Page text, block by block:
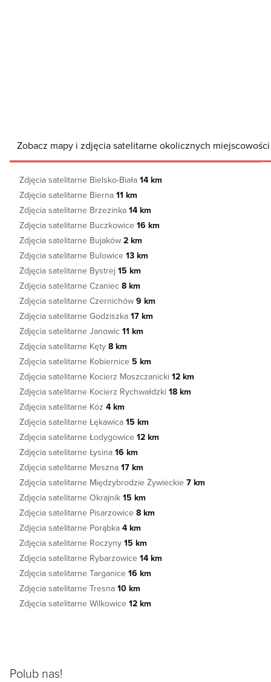
Zobacz mapy i zdjęcia satelitarne okolicznych
Zdjęcia satelitarne Bielsko-Biała 14 km
Zdjęcia satelitarne Bierna 11 km
Zdjęcia satelitarne Brzezinka 14 km
Zdjęcia satelitarne Buczkowice 16 km
Zdjęcia satelitarne Bujaków 2 km
Zdjęcia satelitarne Bulowice 13 km
Zdjęcia satelitarne Bystrej 15 km
Zdjęcia satelitarne Czaniec 8 km
Zdjęcia satelitarne Czernichów 9 km
Zdjęcia satelitarne Godziszka 17 km
Zdjęcia satelitarne Janowic 11 km
Zdjęcia satelitarne Kęty 8 km
Zdjęcia satelitarne Kobiernice 5 km
Zdjęcia satelitarne Kocierz Moszczanicki 12 km
Zdjęcia satelitarne Kocierz Rychwałdzki 18 km
Zdjęcia satelitarne Kóz 4 km
Zdjęcia satelitarne Łękawica 15 km
Zdjęcia satelitarne Łodygowice 12 km
Zdjęcia satelitarne Łysina 16 km
Zdjęcia satelitarne Meszna 17 km
Zdjęcia satelitarne Międzybrodzie Żywieckie 7 km
Zdjęcia satelitarne Okrajnik 15 km
Zdjęcia satelitarne Pisarzowice 8 km
Zdjęcia satelitarne Porąbka 4 km
Zdjęcia satelitarne Roczyny 15 km
Zdjęcia satelitarne Rybarzowice 14 km
Zdjęcia satelitarne Targanice 16 km
Zdjęcia satelitarne Tresna 10 km
Zdjęcia satelitarne Wilkowice 12 km
Polub nas!